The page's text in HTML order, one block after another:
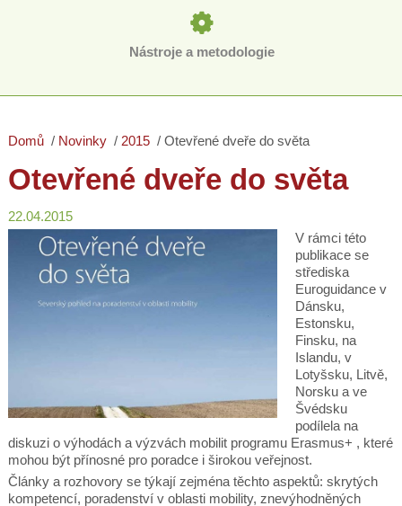
Nástroje a metodologie
Domů Novinky 2015 Otevřené dveře do světa
Otevřené dveře do světa
22.04.2015
V rámci této
publikace se
střediska
Euroguidance v
Dánsku,
Estonsku,
Finsku, na
Islandu, v
Lotyšsku, Litvě,
Norsku a ve
Švédsku
podílela na
diskuzi o výhodách a výzvách mobilit programu Erasmus+ , které
mohou být přínosné pro poradce i širokou veřejnost.
Články a rozhovory se týkají zejména těchto aspektů: skrytých
kompetencí, poradenství v oblasti mobility, znevýhodněných